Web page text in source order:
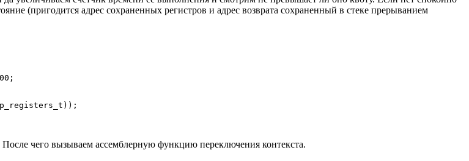
(пригодится адрес сохраненных регистров и адрес возврата сохраненный в стеке прерыванием
чего вызываем ассемблерную функцию переключения контекста.